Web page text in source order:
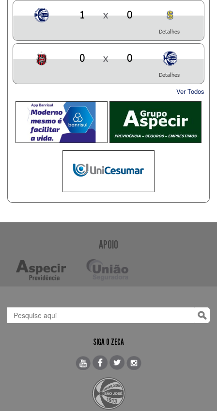
1 x 0
Detalhes
0 x 0
Detalhes
Ver Todos
APOIO
SIGA O ZECA